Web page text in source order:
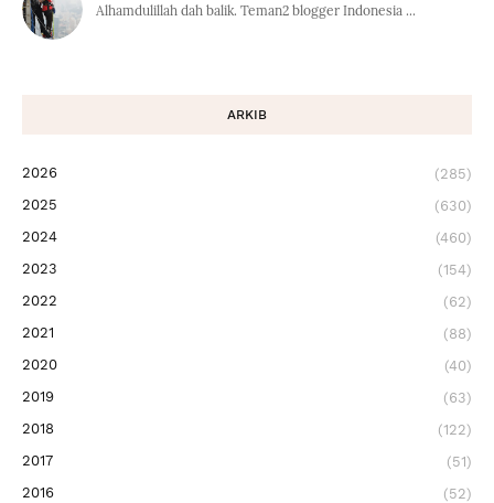
Alhamdulillah dah balik. Teman2 blogger Indonesia ...
ARKIB
2026
(285)
2025
(630)
2024
(460)
2023
(154)
2022
(62)
2021
(88)
2020
(40)
2019
(63)
2018
(122)
2017
(51)
2016
(52)